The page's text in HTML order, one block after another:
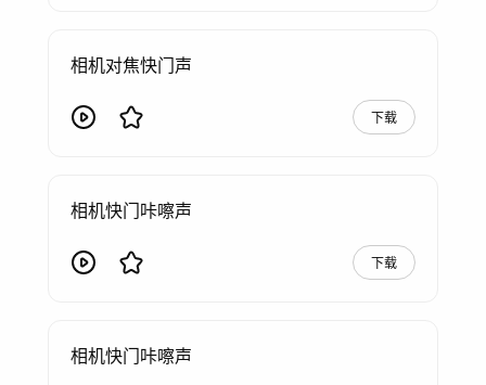
相机对焦快门声
下载
相机快门咔嚓声
下载
相机快门咔嚓声